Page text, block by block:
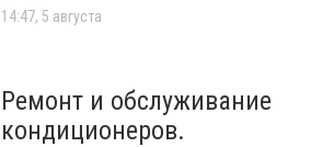
14:47, 5 августа
Ремонт и обслуживание
кондиционеров.